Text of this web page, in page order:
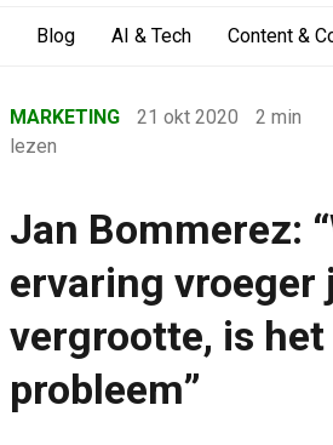
Blog AI & Tech Content &
›
Marketing
›
Jan Bommerez: “Waar ervaring
MARKETING 21 okt 2020
2 min
lezen
Jan Bommerez:
ervaring vroeger
vergrootte, is het
probleem”